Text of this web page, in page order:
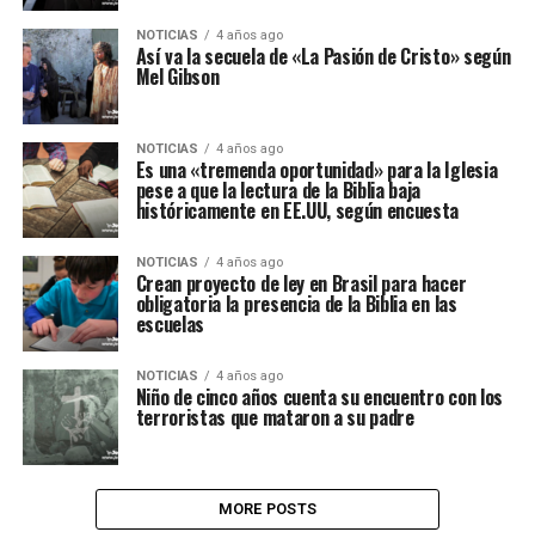
NOTICIAS 4 años ago
Así va la secuela de «La Pasión de Cristo» según
Mel Gibson
NOTICIAS 4 años ago
Es una «tremenda oportunidad» para la Iglesia
pese a que la lectura de la Biblia baja
históricamente en EE.UU, según encuesta
NOTICIAS 4 años ago
Crean proyecto de ley en Brasil para hacer
obligatoria la presencia de la Biblia en las
escuelas
NOTICIAS 4 años ago
Niño de cinco años cuenta su encuentro con los
terroristas que mataron a su padre
MORE POSTS